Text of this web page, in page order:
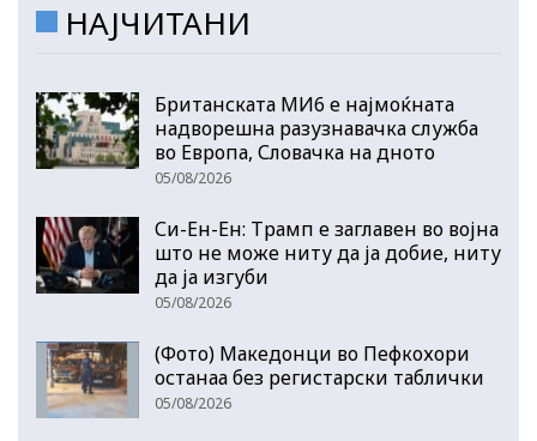
НАЈЧИТАНИ
Британската МИ6 е најмоќната
надворешна разузнавачка служба
во Европа, Словачка на дното
05/08/2026
Си-Ен-Ен: Трамп е заглавен во војна
што не може ниту да ја добие, ниту
да ја изгуби
05/08/2026
(Фото) Македонци во Пефкохори
останаа без регистарски таблички
05/08/2026